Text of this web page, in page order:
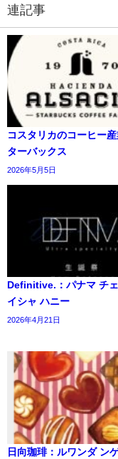
連記事
コスタリカのコーヒー
ターバックス
2026年5月5日
Definitive.：パナマ チ
イシャ ハニー
2026年4月21日
日向珈琲：ルワンダ ン